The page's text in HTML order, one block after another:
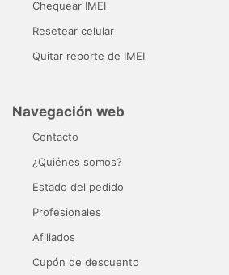
Chequear IMEI
Resetear celular
Quitar reporte de IMEI
Navegación web
Contacto
¿Quiénes somos?
Estado del pedido
Profesionales
Afiliados
Cupón de descuento